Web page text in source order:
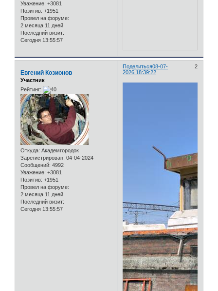
Уважение: +3081
Позитив: +1951
Провел на форуме:
2 месяца 11 дней
Последний визит:
Сегодня 13:55:57
Поделиться 2
08-07-
2026 18:39:22
Евгений Козионов
Участник
Рейтинг:
Откуда: Академгородок
Зарегистрирован: 04-04-2024
Сообщений: 4992
Уважение: +3081
Позитив: +1951
Провел на форуме:
2 месяца 11 дней
Последний визит:
Сегодня 13:55:57